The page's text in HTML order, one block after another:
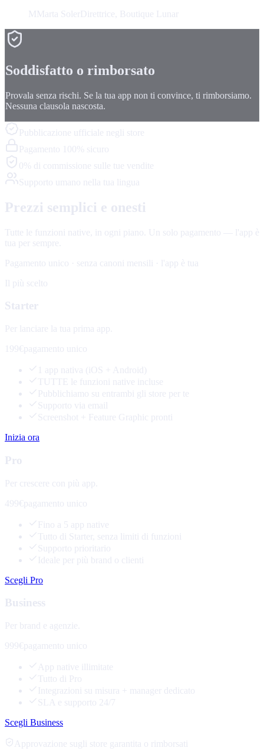
M Marta Soler Direttrice, Boutique Lunar
Soddisfatto o rimborsato
Provala senza rischi. Se la tua app non ti convince, ti rimborsiamo.
Nessuna clausola nascosta.
Pubblicazione ufficiale negli store
Pagamento 100% sicuro
0% di commissione sulle tue vendite
Supporto umano nella tua lingua
Prezzi semplici e onesti
Tutte le funzioni native, in ogni piano. Un solo pagamento — l'app è
tua per sempre.
Pagamento unico · senza canoni mensili · l'app è tua
Il più scelto
Starter
Per lanciare la tua prima app.
199€
pagamento unico
1 app nativa (iOS + Android)
TUTTE le funzioni native incluse
Pubblichiamo su entrambi gli store per te
Supporto via email
Screenshot + Feature Graphic pronti
Inizia ora
Pro
Per crescere con più app.
499€
pagamento unico
Fino a 5 app native
Tutto di Starter, senza limiti di funzioni
Supporto prioritario
Ideale per più brand o clienti
Scegli Pro
Business
Per brand e agenzie.
999€
pagamento unico
App native illimitate
Tutto di Pro
Integrazioni su misura + manager dedicato
SLA e supporto 24/7
Scegli Business
Approvazione sugli store garantita o rimborsati